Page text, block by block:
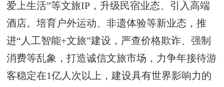
爱上生活”等文旅IP，升级民宿业态、引入高端
酒店。培育户外运动、非遗体验等新业态，推
进“人工智能+文旅”建设，严查价格欺诈、强制
消费等乱象，打造诚信文旅市场，力争年接待游
客稳定在1亿人次以上，建设具有世界影响力的